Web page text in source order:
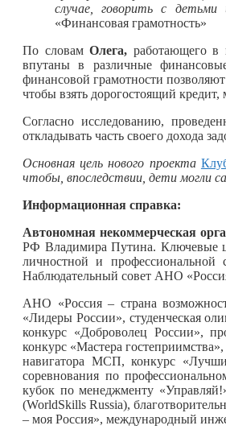
случае, говорить с
«Финансовая грамотность»
По словам Олега, работающего
впутаны в различные
финансовой грамотности
чтобы взять дорогостоящий
Согласно исследованию,
откладывать часть своего дохода
Основная цель нового проекта
чтобы, впоследствии, дети могли
Информационная справка:
Автономная некоммерческая
РФ Владимира Путина. Ключевые
личностной и профессиональной
Наблюдательный совет АНО
АНО «Россия – страна
«Лидеры России», студенческая
конкурс «Доброволец России»,
конкурс «Мастера
навигатора МСП, конкурс
соревнования по
кубок по менеджменту
(WorldSkills Russia),
– моя Россия», международный